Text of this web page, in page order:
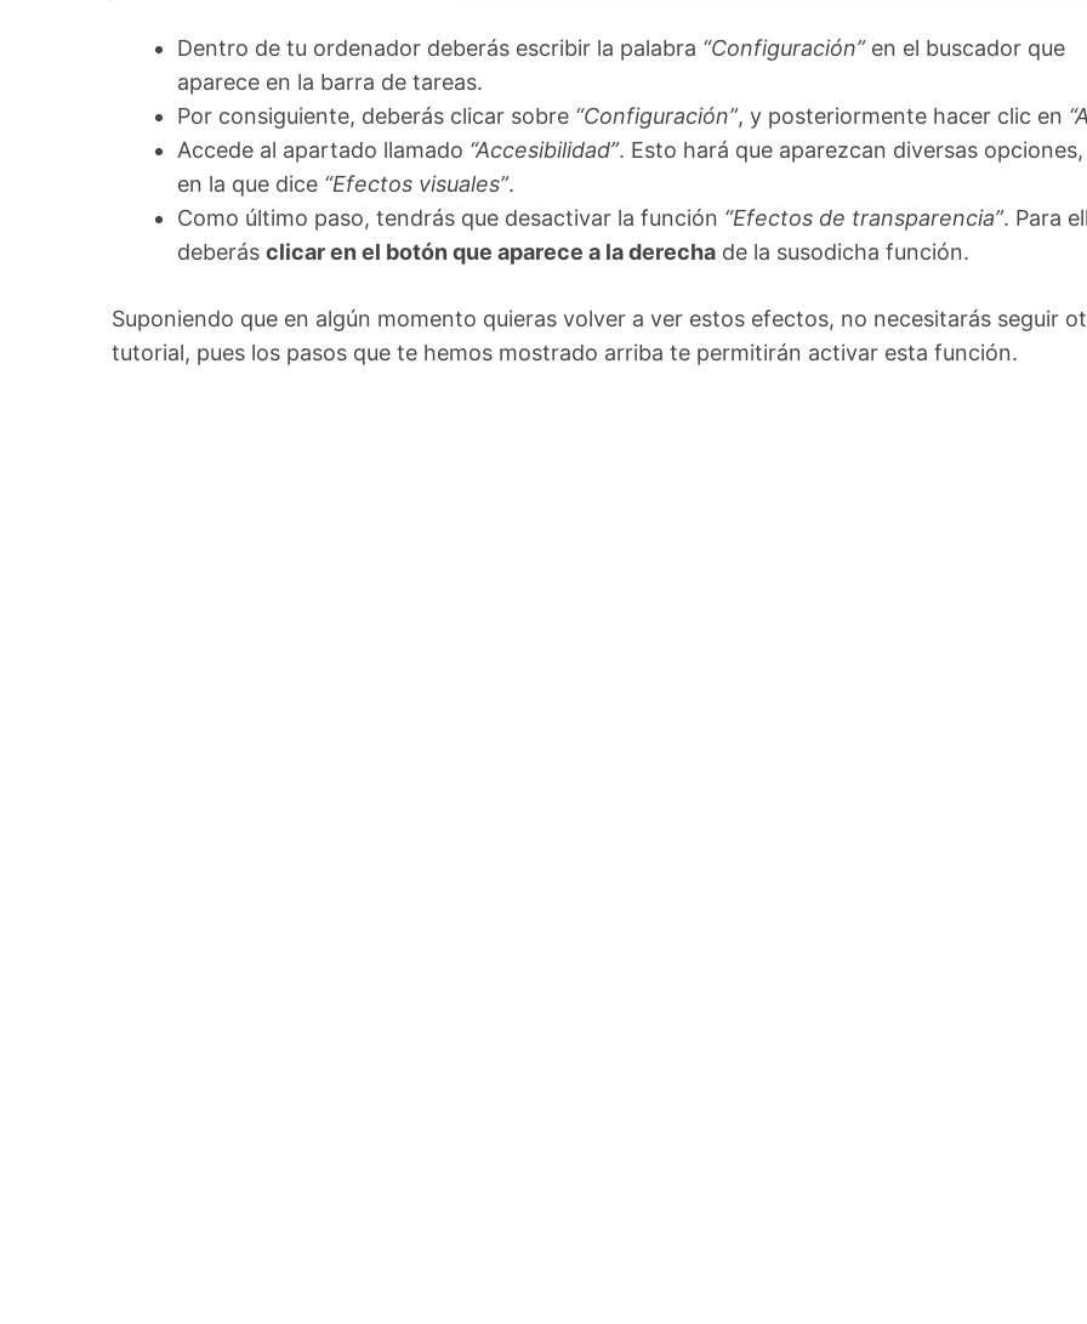
Dentro de tu ordenador deberás escribir la palabra “Configuración”en el buscador que
aparece en la barra de tareas.
Por consiguiente, deberás clicar sobre “Configuración”, y posteriormente hacer clic en
Accede al apartado llamado “Accesibilidad”. Esto hará que aparezcan diversas
en la que dice “Efectos visuales”.
Como último paso, tendrás que desactivar la función “Efectos de transparencia”. Para
deberás clicar en el botón que aparece a la derecha de la susodicha función.
Suponiendo que en algún momento quieras volver a ver estos efectos, no necesitarás seguir
tutorial, pues los pasos que te hemos mostrado arriba te permitirán activar esta función.